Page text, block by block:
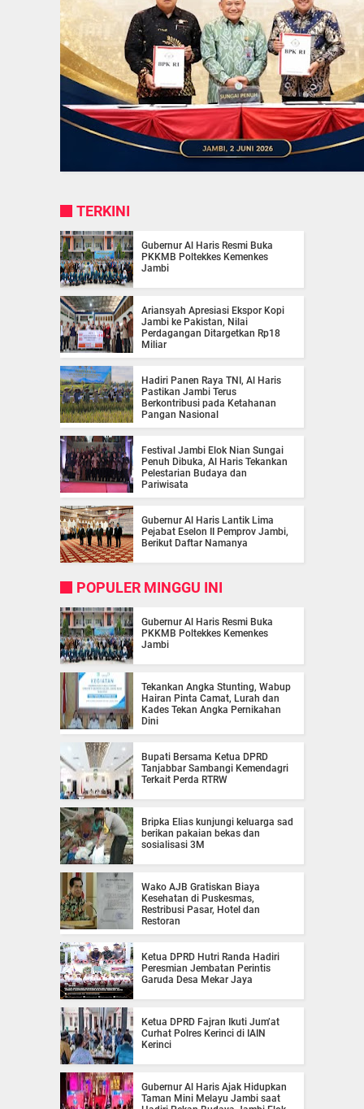
TERKINI
Gubernur Al Haris Resmi Buka
PKKMB Poltekkes Kemenkes
Jambi
Ariansyah Apresiasi Ekspor Kopi
Jambi ke Pakistan, Nilai
Perdagangan Ditargetkan Rp18
Miliar
Hadiri Panen Raya TNI, Al Haris
Pastikan Jambi Terus
Berkontribusi pada Ketahanan
Pangan Nasional
Festival Jambi Elok Nian Sungai
Penuh Dibuka, Al Haris Tekankan
Pelestarian Budaya dan
Pariwisata
Gubernur Al Haris Lantik Lima
Pejabat Eselon II Pemprov Jambi,
Berikut Daftar Namanya
POPULER MINGGU INI
Gubernur Al Haris Resmi Buka
PKKMB Poltekkes Kemenkes
Jambi
Tekankan Angka Stunting, Wabup
Hairan Pinta Camat, Lurah dan
Kades Tekan Angka Pernikahan
Dini
Bupati Bersama Ketua DPRD
Tanjabbar Sambangi Kemendagri
Terkait Perda RTRW
Bripka Elias kunjungi keluarga sad
berikan pakaian bekas dan
sosialisasi 3M
Wako AJB Gratiskan Biaya
Kesehatan di Puskesmas,
Restribusi Pasar, Hotel dan
Restoran
Ketua DPRD Hutri Randa Hadiri
Peresmian Jembatan Perintis
Garuda Desa Mekar Jaya
Ketua DPRD Fajran Ikuti Jum’at
Curhat Polres Kerinci di IAIN
Kerinci
Gubernur Al Haris Ajak Hidupkan
Taman Mini Melayu Jambi saat